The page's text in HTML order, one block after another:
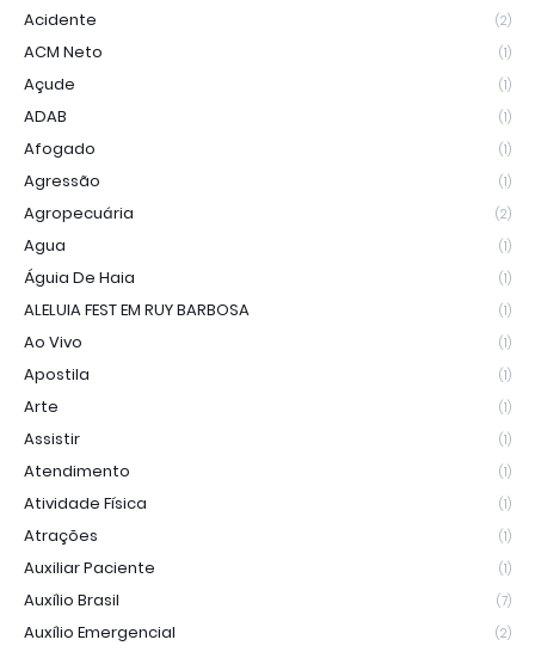
Acidente (2)
ACM Neto (1)
Açude (1)
ADAB (1)
Afogado (1)
Agressão (1)
Agropecuária (2)
Agua (1)
Águia De Haia (1)
ALELUIA FEST EM RUY BARBOSA (1)
Ao Vivo (1)
Apostila (1)
Arte (1)
Assistir (1)
Atendimento (1)
Atividade Física (1)
Atrações (1)
Auxiliar Paciente (1)
Auxílio Brasil (7)
Auxílio Emergencial (2)